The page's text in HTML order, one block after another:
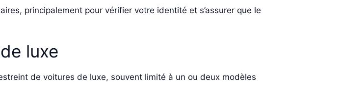
principalement pour vérifier votre identité et s’assurer que le
luxe
de voitures de luxe, souvent limité à un ou deux modèles